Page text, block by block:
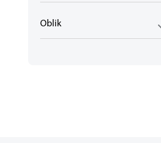
Oblik